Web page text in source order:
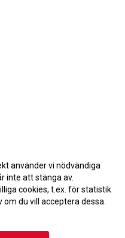
använder vi nödvändiga
inte att stänga av.
cookies, t.ex. för statistik
du vill acceptera dessa.